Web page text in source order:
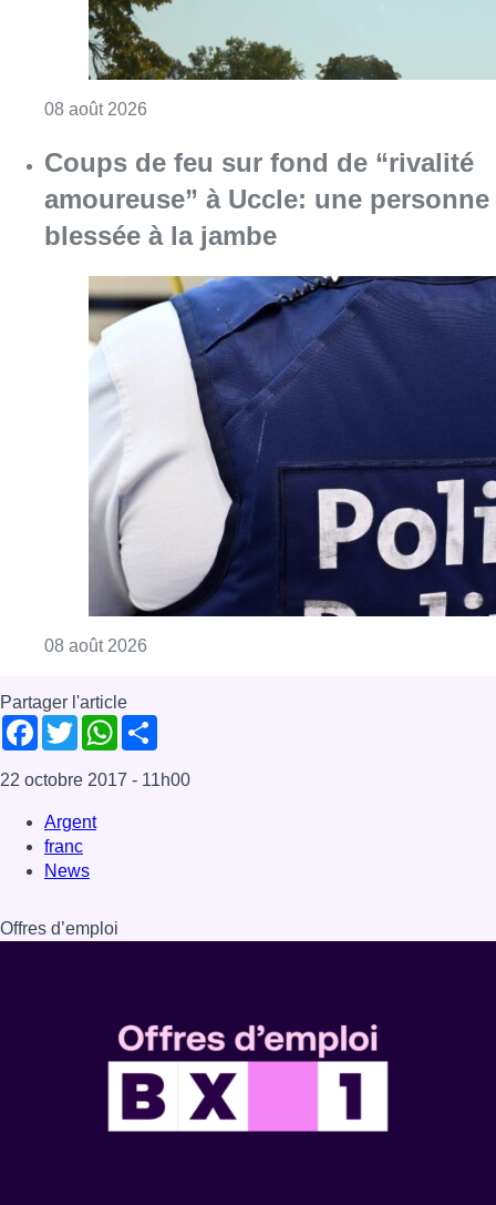
08 août 2026
Coups de feu sur fond de “rivalité
amoureuse” à Uccle: une personne
blessée à la jambe
08 août 2026
Partager l'article
Facebook
TwitterWhatsApp
22 octobre 2017 - 11h00
Argent
franc
News
Offres d’emploi